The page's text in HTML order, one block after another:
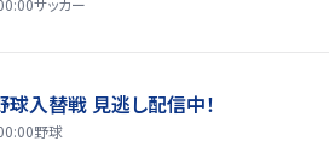
サッカー
入替戦 見逃し配信中！
野球